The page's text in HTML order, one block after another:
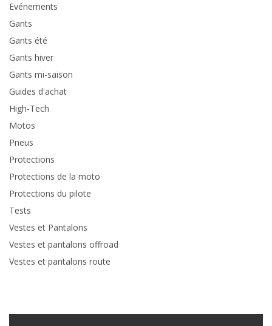
Evénements
Gants
Gants été
Gants hiver
Gants mi-saison
Guides d'achat
High-Tech
Motos
Pneus
Protections
Protections de la moto
Protections du pilote
Tests
Vestes et Pantalons
Vestes et pantalons offroad
Vestes et pantalons route